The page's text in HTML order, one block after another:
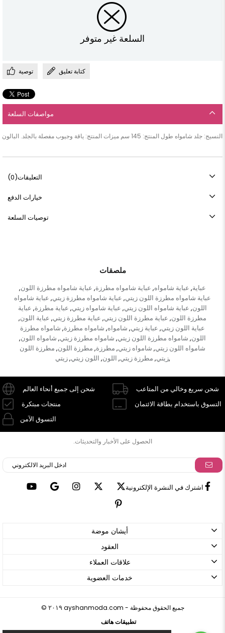
السلعة غير متوفر
توصية كتابة تعليق
مواصفات السلعة
النسيج: جلد شامواه طول المنتج: 145 سم ميزات المنتج: ياقة وجيوب مفصلة بالجلد. البالون له ذراع. الحزام متاح.
التعليقات(0)
خيارات الدفع
توصيات السلعة
ملصقات
عباية, عباية شامواه, عباية شامواه مطرزة, عباية شامواه مطرزة اللون,
عباية شامواه مطرزة اللون زيتي, عباية شامواه مطرزة زيتي, عباية شامواه
اللون, عباية شامواه اللون زيتي, عباية شامواه زيتي, عباية مطرزة, عباية
مطرزة اللون, عباية مطرزة اللون زيتي, عباية مطرزة زيتي, عباية اللون,
عباية اللون زيتي, عباية زيتي, شامواه, شامواه مطرزة, شامواه مطرزة
اللون, شامواه مطرزة اللون زيتي, شامواه مطرزة زيتي, شامواه اللون,
شامواه اللون زيتي, شامواه زيتي, مطرزة, مطرزة اللون, مطرزة اللون
زيتي, مطرزة زيتي, اللون, اللون زيتي, زيتي ,
شحن إلى جميع أنحاء العالم
شحن سريع وخالي من المتاعب
منتجات مبتكرة
التسوق باستخدام بطاقة الائتمان
التسوق الآمن
الحصول على الأخبار والتحديثات.
اشترك في النشرة الإلكترونية
أيشان موضة
العقود
علاقات العملاء
خدمات العضوية
© ٢٠١٩
ayshanmoda.com - جميع الحقوق محفوظة
تطبيقات هاتف